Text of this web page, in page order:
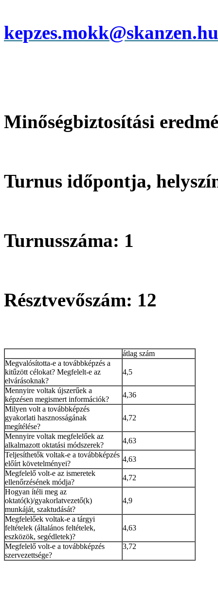
kepzes.mokk@skanzen.hu
Minőségbiztosítási
Turnus időpontja,
Turnusszáma: 1
Résztvevőszám: 12
átlag szám
Megvalósította-e a továbbképzés a
kitűzött célokat? Megfelelt-e az
elvárásoknak?
4,5
Mennyire voltak újszerűek a
képzésen megismert információk?
4,36
Milyen volt a továbbképzés
gyakorlati hasznosságának
megítélése?
4,72
Mennyire voltak megfelelőek az
alkalmazott oktatási módszerek?
4,63
Teljesíthetők voltak-e a továbbképzés
előírt követelményei?
4,63
Megfelelő volt-e az ismeretek
ellenőrzésének módja?
4,72
Hogyan ítéli meg az
oktató(k)/gyakorlatvezető(k)
munkáját, szaktudását?
4,9
Megfelelőek voltak-e a tárgyi
feltételek (általános feltételek,
eszközök, segédletek)?
4,63
Megfelelő volt-e a továbbképzés
szervezettsége?
3,72